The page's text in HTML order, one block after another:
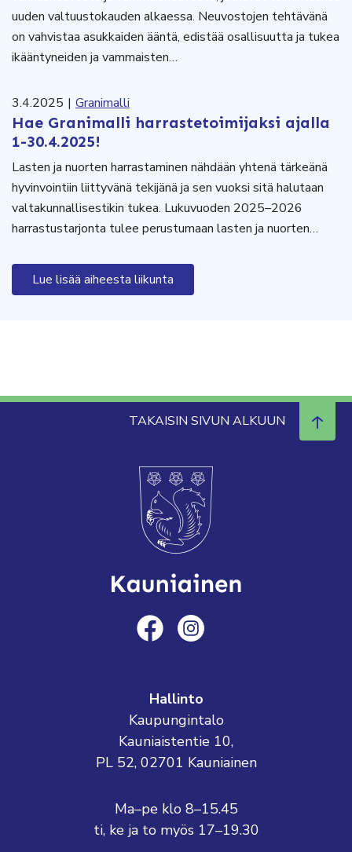
uuden valtuustokauden alkaessa. Neuvostojen tehtävänä
on vahvistaa asukkaiden ääntä, edistää osallisuutta ja tukea
ikääntyneiden ja vammaisten…
3.4.2025 | Granimalli
Hae Granimalli harrastetoimijaksi ajalla
1-30.4.2025!
Lasten ja nuorten harrastaminen nähdään yhtenä tärkeänä
hyvinvointiin liittyvänä tekijänä ja sen vuoksi sitä halutaan
valtakunnallisestikin tukea. Lukuvuoden 2025–2026
harrastustarjonta tulee perustumaan lasten ja nuorten…
Lue lisää aiheesta liikunta
TAKAISIN SIVUN ALKUUN
Hallinto
Kaupungintalo
Kauniaistentie 10,
PL 52, 02701 Kauniainen
Ma–pe klo 8–15.45
ti, ke ja to myös 17–19.30